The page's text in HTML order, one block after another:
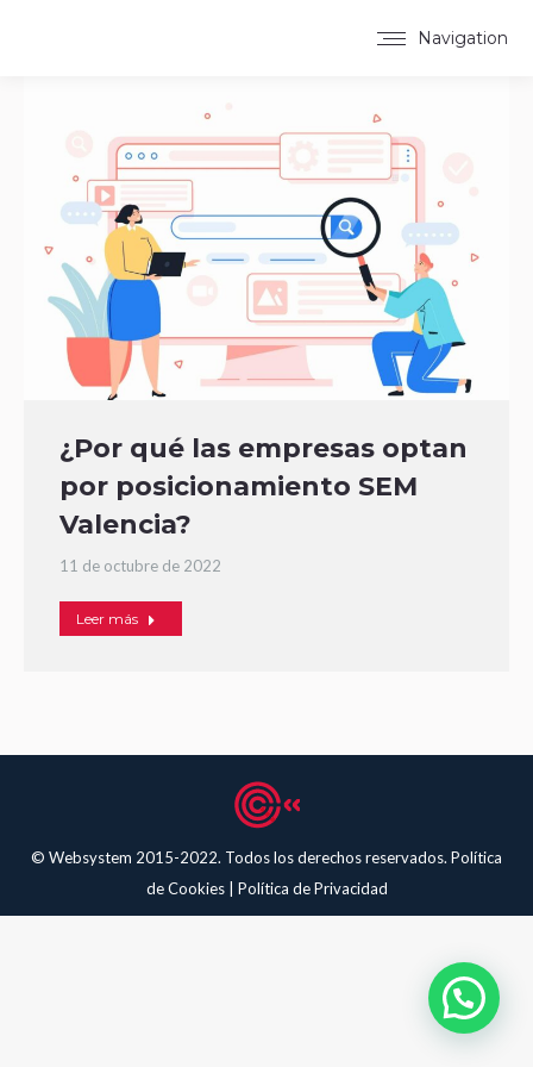
Navigation
¿Por qué las empresas optan
por posicionamiento SEM
Valencia?
11 de octubre de 2022
Leer más
© Websystem 2015-2022. Todos los derechos reservados. Política
de Cookies
Política de Privacidad